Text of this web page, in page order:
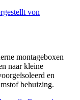
montageboxen
naar kleine
en
behuizing.